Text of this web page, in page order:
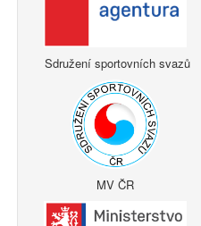
Sdružení sportovních svazů
MV ČR